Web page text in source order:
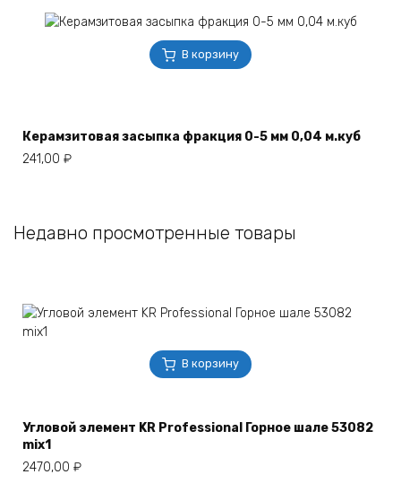
В корзину
Керамзитовая засыпка фракция 0-5 мм 0,04 м.куб
241,00 ₽
Недавно просмотренные товары
В корзину
Угловой элемент KR Professional Горное шале 53082
mix1
2470,00 ₽